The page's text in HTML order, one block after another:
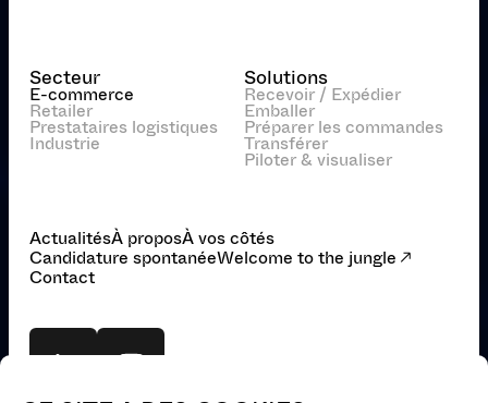
Secteur
E-commerce
Retailer
Prestataires logistiques
Industrie
Solutions
Recevoir / Expédier
Emballer
Préparer les commandes
Transférer
Piloter & visualiser
ActualitésÀ proposÀ vos côtés
Candidature spontanéeWelcome to the jungle
Contact